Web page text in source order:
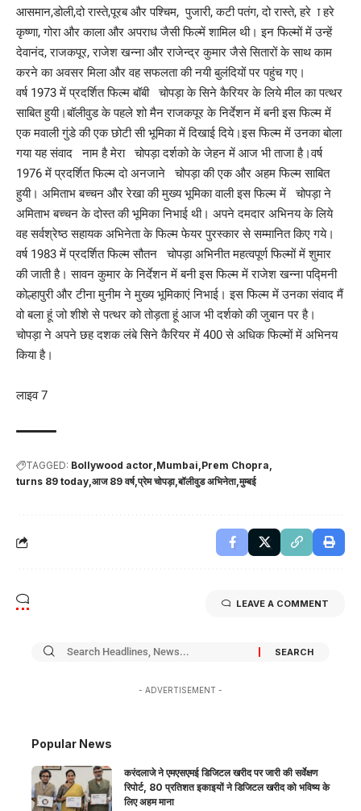
आसमान,डोली,दो रास्ते,पूरब और पश्चिम, पुजारी, कटी पतंग, दो रास्ते, हरे ा हरे
कृष्णा, गोरा और काला और अपराध जैसी फिल्में शामिल थी। इन फिल्मों में उन्हें
देवानंद, राजकपूर, राजेश खन्ना और राजेन्द्र कुमार जैसे सितारों के साथ काम
करने का अवसर मिला और वह सफलता की नयी बुलंदियों पर पहुंच गए।
वर्ष 1973 में प्रदर्शित फिल्म बॉबी चोपड़ा के सिने कैरियर के लिये मील का पत्थर
साबित हुयी।बॉलीवुड के पहले शो मैन राजकपूर के निर्देशन में बनी इस फिल्म में
एक मवाली गुंडे की एक छोटी सी भूमिका में दिखाई दिये।इस फिल्म में उनका बोला
गया यह संवाद नाम है मेरा चोपड़ा दर्शको के जेहन में आज भी ताजा है।वर्ष
1976 में प्रदर्शित फिल्म दो अनजाने चोपड़ा की एक और अहम फिल्म साबित
हुयी। अमिताभ बच्चन और रेखा की मुख्य भूमिका वाली इस फिल्म में चोपड़ा ने
अमिताभ बच्चन के दोस्त की भूमिका निभाई थी। अपने दमदार अभिनय के लिये
वह सर्वश्रेष्ठ सहायक अभिनेता के फिल्म फेयर पुरस्कार से सम्मानित किए गये।
वर्ष 1983 में प्रदर्शित फिल्म सौतन चोपड़ा अभिनीत महत्वपूर्ण फिल्मों में शुमार
की जाती है। सावन कुमार के निर्देशन में बनी इस फिल्म में राजेश खन्ना पद्मिनी
कोल्हापुरी और टीना मुनीम ने मुख्य भूमिकाएं निभाई। इस फिल्म में उनका संवाद मैं
वो बला हूं जो शीशे से पत्थर को तोड़ता हूं आज भी दर्शको की जुबान पर है।
चोपड़ा ने अपने छह दशक लंबे सिने कैरियर में 400 से अधिक फिल्मों में अभिनय
किया है।
लाइव 7
TAGGED: Bollywood actor Mumbai Prem Chopra
turns 89 today आज 89 वर्ष प्रेम चोपड़ा बॉलीवुड अभिनेता मुम्बई
LEAVE A COMMENT
- ADVERTISEMENT -
Popular News
करंदलाजे ने एमएसएमई डिजिटल खरीद पर जारी की सर्वेक्षण
रिपोर्ट, 80 प्रतिशत इकाइयों ने डिजिटल खरीद को भविष्य के
लिए अहम माना